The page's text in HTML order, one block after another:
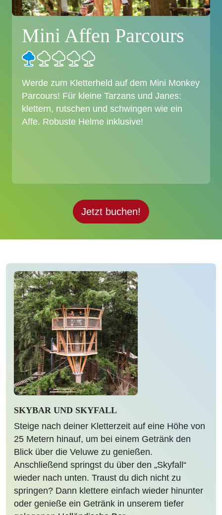
Mini Affen Parcours
Werde zum Kletterheld auf dem Mini Monkey
Parcours! Für kleine Tarzans und Janes:
klettern, rutschen und schwingen wie ein
Affe. Robuste Helme inklusive!
Jetzt buchen!
SKYBAR UND SKYFALL
Steige nach deiner Kletterzeit auf eine Höhe von
25 Metern hinauf, um bei einem Getränk den
Blick über die Veluwe zu genießen.
Anschließend springst du über den „Skyfall“
wieder nach unten. Traust du dich nicht zu
springen? Dann klettere einfach wieder hinunter
oder genieße ein Getränk in unserem tiefer